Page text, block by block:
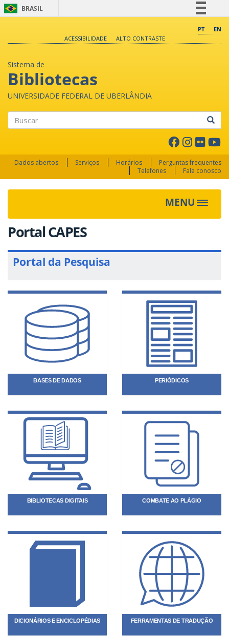
BRASIL
Comunica BR
PT
EN
ACESSIBILIDADE
ALTO CONTRASTE
Sistema de
Bibliotecas
UNIVERSIDADE FEDERAL DE UBERLÂNDIA
Dados abertos Serviços Horários
Perguntas frequentes
Telefones
Fale conosco
MENU Toggle
Portal CAPES
Portal da Pesquisa
BASES DE DADOS PERIÓDICOS
BIBLIOTECAS DIGITAIS COMBATE AO PLÁGIO
DICIONÁRIOS E ENCICLOPÉDIAS FERRAMENTAS DE TRADUÇÃO